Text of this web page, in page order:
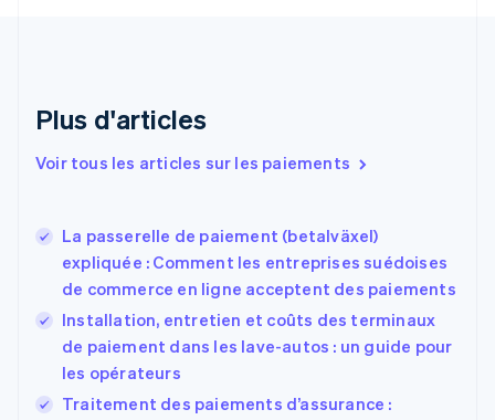
Plus d'articles
Voir tous les articles sur les paiements
La passerelle de paiement (betalväxel)
expliquée : Comment les entreprises suédoises
de commerce en ligne acceptent des paiements
Installation, entretien et coûts des terminaux
de paiement dans les lave-autos : un guide pour
les opérateurs
Traitement des paiements d’assurance :
English
Émirats arabes unis
Estonie
English
États-Unis
EnglishEspañol简体中文
Finlande
English Svenska
France
FrançaisEnglish
Gibraltar